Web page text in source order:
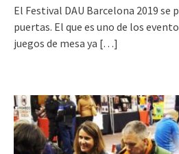
El Festival DAU Barcelona 2019 se
puertas. El que es uno de los
juegos de mesa ya […]